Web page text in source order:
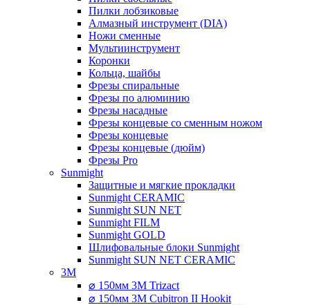
Пилки лобзиковые
Алмазный инструмент (DIA)
Ножи сменные
Мультиинструмент
Коронки
Кольца, шайбы
Фрезы спиральные
Фрезы по алюминию
Фрезы насадные
Фрезы концевые со сменным ножом
Фрезы концевые
Фрезы концевые (дюйм)
Фрезы Pro
Sunmight
Защитные и мягкие прокладки
Sunmight CERAMIC
Sunmight SUN NET
Sunmight FILM
Sunmight GOLD
Шлифовальные блоки Sunmight
Sunmight SUN NET CERAMIC
3M
⌀ 150мм 3M Trizact
⌀ 150мм 3M Cubitron II Hookit